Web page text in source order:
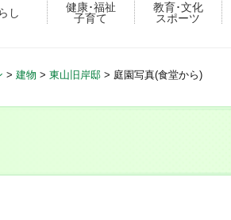
し
健康･福祉
子育て
教育･文化
スポーツ
> 建物 > 東山旧岸邸 > 庭園写真(食堂から)